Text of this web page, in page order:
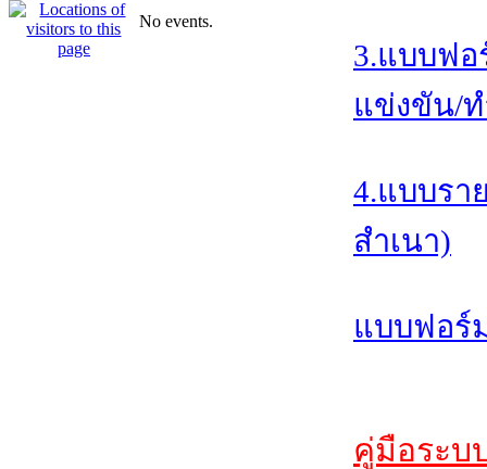
No events.
3.แบบฟอ
แข่งขัน/
4.แบบรา
สำเนา)
แบบฟอร์
คู่มือระบ